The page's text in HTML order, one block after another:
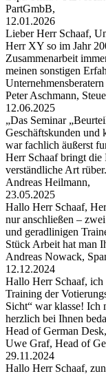
PartGmbB,
12.01.2026
Lieber Herr Schaaf,
Herr XY so im Jahr
Zusammenarbeit
meinen sonstigen
Peter Aschmann,
12.06.2025
„Das Seminar
Geschäftskunden und
war fachlich äußerst
Herr Schaaf bringt die
verständliche Art
Andreas Heilmann,
23.05.2025
Hallo Herr Schaaf,
nur anschließen –
und geradlinigen
Stück Arbeit hat man
Andreas Nowack,
12.12.2024
Hallo Herr Schaaf, ich
Training der
Sicht“ war klasse! Ich
herzlich bei Ihnen
Head of German
Uwe Graf, Head of
29.11.2024
Hallo Herr Schaaf,